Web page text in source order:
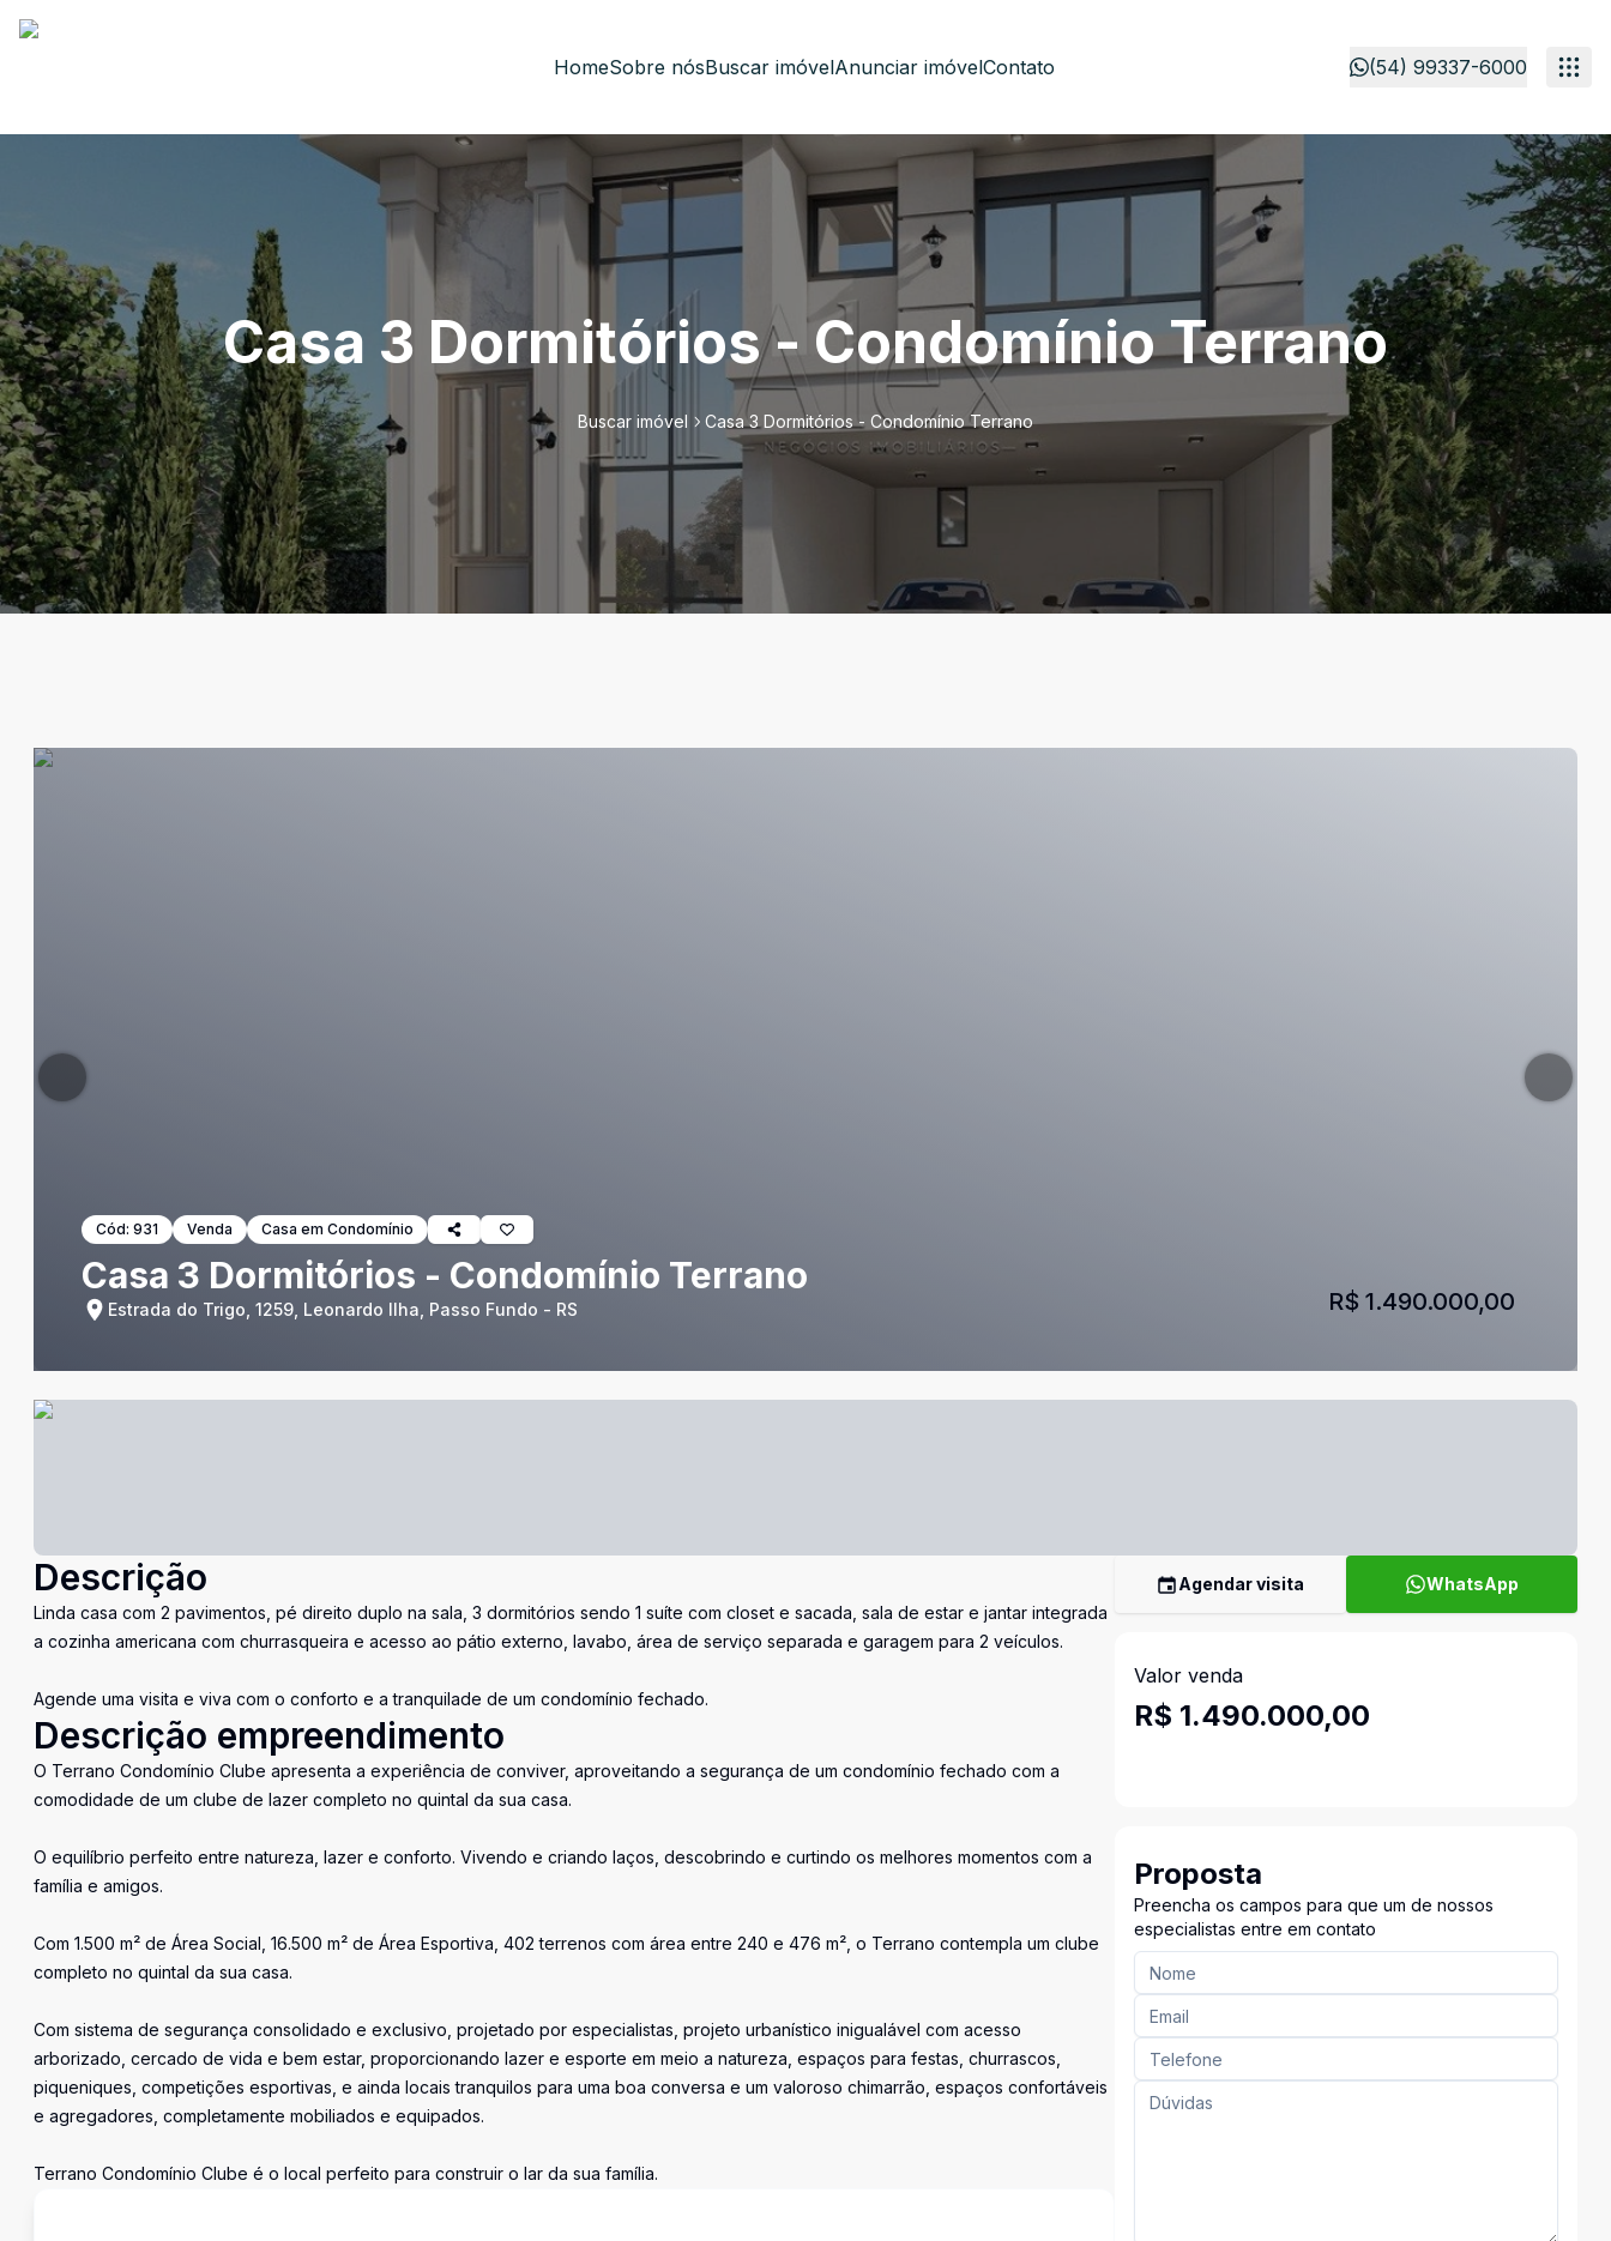
HomeSobre nósBuscar imóvelAnunciar imóvelContato (54) 99337-6000
Casa 3 Dormitórios - Condomínio Terrano
Buscar imóvel Casa 3 Dormitórios - Condomínio Terrano
Cód: 931 Venda Casa em Condomínio
Casa 3 Dormitórios - Condomínio Terrano
Estrada do Trigo, 1259, Leonardo Ilha, Passo Fundo - RS R$ 1.490.000,00
Descrição
Linda casa com 2 pavimentos, pé direito duplo na sala, 3 dormitórios sendo 1 suíte com closet e sacada, sala de estar e jantar integrada
a cozinha americana com churrasqueira e acesso ao pátio externo, lavabo, área de serviço separada e garagem para 2 veículos.
Agende uma visita e viva com o conforto e a tranquilade de um condomínio fechado.
Descrição empreendimento
O Terrano Condomínio Clube apresenta a experiência de conviver, aproveitando a segurança de um condomínio fechado com a
comodidade de um clube de lazer completo no quintal da sua casa.
O equilíbrio perfeito entre natureza, lazer e conforto. Vivendo e criando laços, descobrindo e curtindo os melhores momentos com a
família e amigos.
Com 1.500 m² de Área Social, 16.500 m² de Área Esportiva, 402 terrenos com área entre 240 e 476 m², o Terrano contempla um clube
completo no quintal da sua casa.
Com sistema de segurança consolidado e exclusivo, projetado por especialistas, projeto urbanístico inigualável com acesso
arborizado, cercado de vida e bem estar, proporcionando lazer e esporte em meio a natureza, espaços para festas, churrascos,
piqueniques, competições esportivas, e ainda locais tranquilos para uma boa conversa e um valoroso chimarrão, espaços confortáveis
e agregadores, completamente mobiliados e equipados.
Terrano Condomínio Clube é o local perfeito para construir o lar da sua família.
Agendar visita WhatsApp
Valor venda
R$ 1.490.000,00
Proposta
Preencha os campos para que um de nossos
especialistas entre em contato